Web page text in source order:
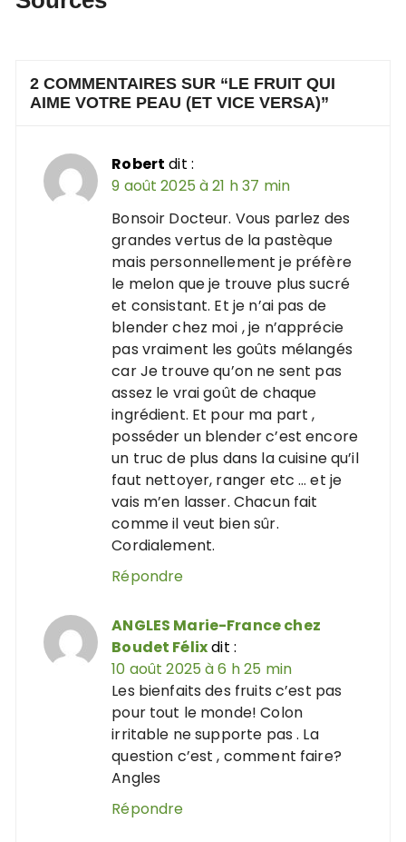
2 COMMENTAIRES SUR “LE FRUIT QUI
AIME VOTRE PEAU (ET VICE VERSA)”
Robert dit :
9 août 2025 à 21 h 37 min
Bonsoir Docteur. Vous parlez des
grandes vertus de la pastèque
mais personnellement je préfère
le melon que je trouve plus sucré
et consistant. Et je n’ai pas de
blender chez moi , je n’apprécie
pas vraiment les goûts mélangés
car Je trouve qu’on ne sent pas
assez le vrai goût de chaque
ingrédient. Et pour ma part ,
posséder un blender c’est encore
un truc de plus dans la cuisine qu’il
faut nettoyer, ranger etc … et je
vais m’en lasser. Chacun fait
comme il veut bien sûr.
Cordialement.
Répondre
ANGLES Marie-France chez
Boudet Félixdit :
10 août 2025 à 6 h 25 min
Les bienfaits des fruits c’est pas
pour tout le monde! Colon
irritable ne supporte pas . La
question c’est , comment faire?
Angles
Répondre